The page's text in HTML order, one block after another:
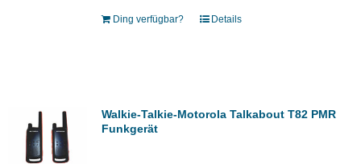
Ding verfügbar? Details
Walkie-Talkie-Motorola Talkabout T82 PMR
Funkgerät